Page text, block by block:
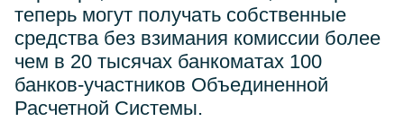
теперь могут получать собственные
средства без взимания комиссии более
чем в 20 тысячах банкоматах 100
банков-участников Объединенной
Расчетной Системы.